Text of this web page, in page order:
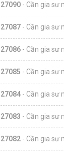
27090 - Cần gia sư
27087 - Cần gia sư
27086 - Cần gia sư
27085 - Cần gia sư
27084 - Cần gia sư
27083 - Cần gia sư
27082 - Cần gia sư